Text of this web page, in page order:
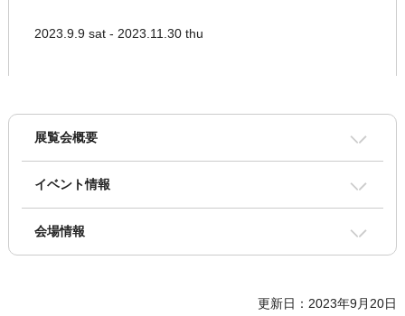
2023.9.9 sat - 2023.11.30 thu
展覧会概要
イベント情報
会場情報
更新日：2023年9月20日